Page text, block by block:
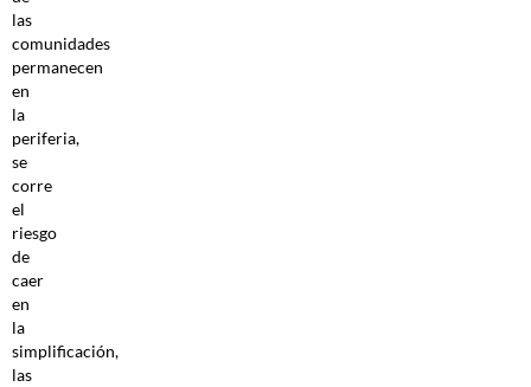
las
comunidades
permanecen
en
la
periferia,
se
corre
el
riesgo
de
caer
en
la
simplificación,
las